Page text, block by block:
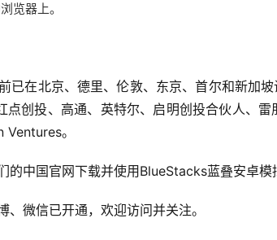
览器上。
已在北京、德里、伦敦、东京、首尔和新加
点创投、高通、英特尔、启明创投合伙人、
。
的中国官网下载并使用BlueStacks蓝叠安卓模
微信已开通，欢迎访问并关注。